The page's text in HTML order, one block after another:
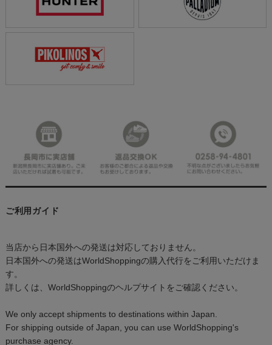
ご利用ガイド
当店から日本国外への発送は対応しておりません。
日本国外への発送はWorldShoppingの購入代行をご利用いただけま
す。
詳しくは、WorldShoppingのヘルプサイトをご確認ください。
We only accept shipments to destinations within Japan.
For shipping outside of Japan, you can use WorldShopping's
purchase agency.